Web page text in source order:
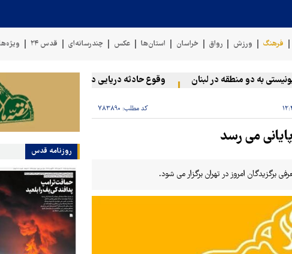
فرهنگ ورزش رواق خراسان استان‌ها عکس چندرسانه‌ای قدس ۲۴
به دو منطقه در لبنان وقوع حادثه دریایی در سواحل عمان
کد مطلب: ۷۸۳۸۹۰
می رسد
برگزیدگان امروز در تهران برگزار می شود.
روزنامه قدس